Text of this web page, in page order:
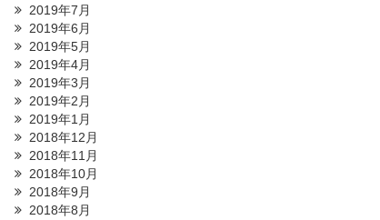
2019年7月
2019年6月
2019年5月
2019年4月
2019年3月
2019年2月
2019年1月
2018年12月
2018年11月
2018年10月
2018年9月
2018年8月